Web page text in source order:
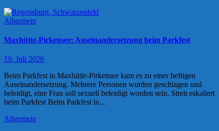
Allgemein
Maxhütte-Pirkensee: Auseinandersetzung beim Parkfest
19. Juli 2026
Beim Parkfest in Maxhütte-Pirkensee kam es zu einer heftigen
Auseinandersetzung. Mehrere Personen wurden geschlagen und
beleidigt, eine Frau soll sexuell beleidigt worden sein. Streit eskaliert
beim Parkfest Beim Parkfest in…
Allgemein